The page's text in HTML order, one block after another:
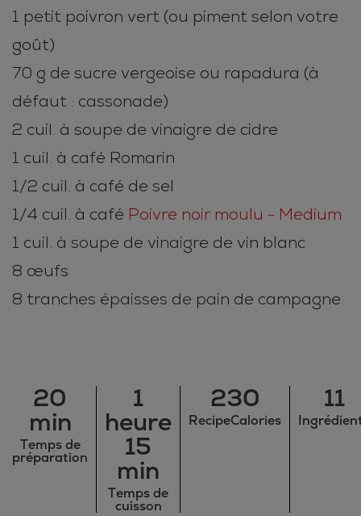
1 petit poivron vert (ou piment selon votre
goût)
70 g de sucre vergeoise ou rapadura (à
défaut : cassonade)
2 cuil. à soupe de vinaigre de cidre
1 cuil. à café Romarin
1/2 cuil. à café de sel
1/4 cuil. à café Poivre noir moulu - Medium
1 cuil. à soupe de vinaigre de vin blanc
8 œufs
8 tranches épaisses de pain de campagne
20
min
Temps de
préparation
1
heure
15
min
Temps de
cuisson
230
RecipeCalories
11